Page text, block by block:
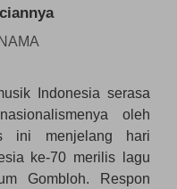
Indonesia serasa
oleh
ini menjelang hari
ke-70 merilis lagu
Gombloh. Respon